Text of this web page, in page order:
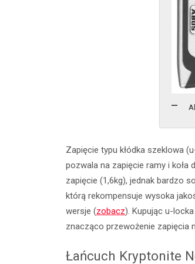
Zapięcie typu kłódka szeklowa
pozwala na zapięcie ramy i koła
zapięcie (1,6kg), jednak bardzo
którą rekompensuje wysoka
wersje (zobacz). Kupując u-
znacząco przewożenie zapięcia
Łańcuch Kryptonite